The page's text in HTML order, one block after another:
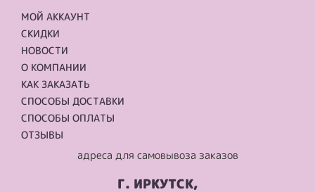
МОЙ АККАУНТ
СКИДКИ
НОВОСТИ
О КОМПАНИИ
КАК ЗАКАЗАТЬ
СПОСОБЫ ДОСТАВКИ
СПОСОБЫ ОПЛАТЫ
ОТЗЫВЫ
адреса для самовывоза заказов
Г. ИРКУТСК,